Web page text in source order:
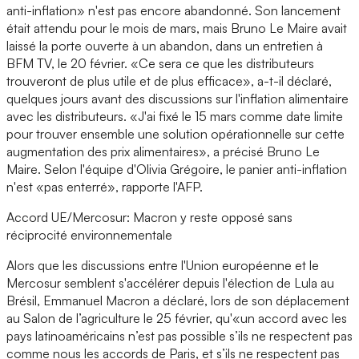
anti-inflation» n'est pas encore abandonné. Son lancement
était attendu pour le mois de mars, mais Bruno Le Maire avait
laissé la porte ouverte à un abandon, dans un entretien à
BFM TV, le 20 février. «Ce sera ce que les distributeurs
trouveront de plus utile et de plus efficace», a-t-il déclaré,
quelques jours avant des discussions sur l'inflation alimentaire
avec les distributeurs. «J'ai fixé le 15 mars comme date limite
pour trouver ensemble une solution opérationnelle sur cette
augmentation des prix alimentaires», a précisé Bruno Le
Maire. Selon l'équipe d'Olivia Grégoire, le panier anti-inflation
n'est «pas enterré», rapporte l'AFP.
Accord UE/Mercosur: Macron y reste opposé sans
réciprocité environnementale
Alors que les discussions entre l'Union européenne et le
Mercosur semblent s'accélérer depuis l'élection de Lula au
Brésil, Emmanuel Macron a déclaré, lors de son déplacement
au Salon de l’agriculture le 25 février, qu'«un accord avec les
pays latinoaméricains n’est pas possible s’ils ne respectent pas
comme nous les accords de Paris, et s’ils ne respectent pas